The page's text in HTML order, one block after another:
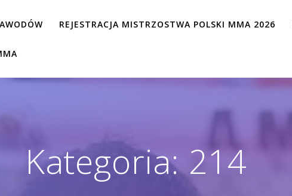
REJESTRACJA MISTRZOSTWA POLSKI MMA 2026
Kategoria:214